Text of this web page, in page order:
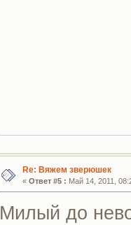
Re: Вяжем зверюшек
« Ответ #5 : Май 14, 2011,
Милый до